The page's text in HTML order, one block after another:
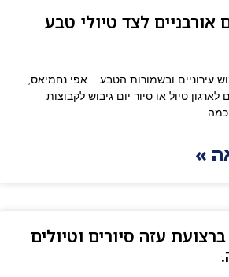
אורבניים לצד טיולי טבע
עירוניים ובשמורות הטבע. אפי נחמיאס,
טיול או סיור יום גיבוש לקבוצות
»
עזה סיורים וטיולים